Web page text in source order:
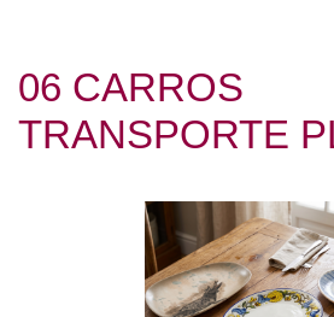
06 CARROS
TRANSPORTE